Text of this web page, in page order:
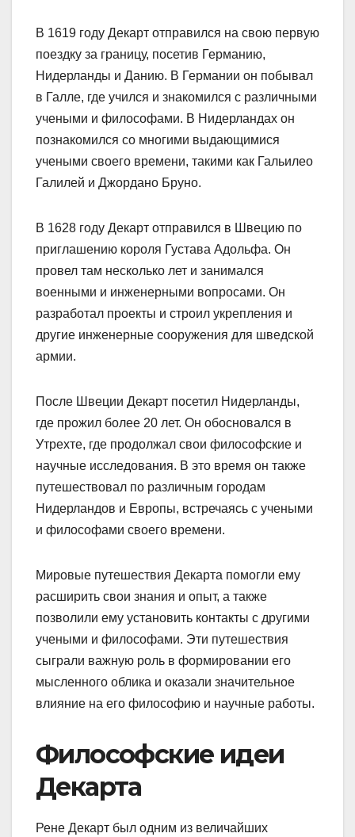
В 1619 году Декарт отправился на свою первую
поездку за границу, посетив Германию,
Нидерланды и Данию. В Германии он побывал
в Галле, где учился и знакомился с различными
учеными и философами. В Нидерландах он
познакомился со многими выдающимися
учеными своего времени, такими как Гальилео
Галилей и Джордано Бруно.
В 1628 году Декарт отправился в Швецию по
приглашению короля Густава Адольфа. Он
провел там несколько лет и занимался
военными и инженерными вопросами. Он
разработал проекты и строил укрепления и
другие инженерные сооружения для шведской
армии.
После Швеции Декарт посетил Нидерланды,
где прожил более 20 лет. Он обосновался в
Утрехте, где продолжал свои философские и
научные исследования. В это время он также
путешествовал по различным городам
Нидерландов и Европы, встречаясь с учеными
и философами своего времени.
Мировые путешествия Декарта помогли ему
расширить свои знания и опыт, а также
позволили ему установить контакты с другими
учеными и философами. Эти путешествия
сыграли важную роль в формировании его
мысленного облика и оказали значительное
влияние на его философию и научные работы.
Философские идеи
Декарта
Рене Декарт был одним из величайших